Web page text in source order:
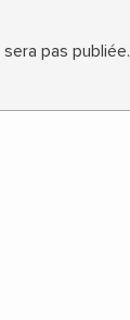
pas publiée.